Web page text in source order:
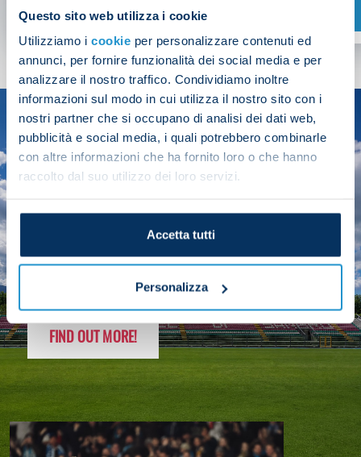
Questo sito web utilizza i cookie
Utilizziamo i cookie per personalizzare contenuti ed
annunci, per fornire funzionalità dei social media e per
analizzare il nostro traffico. Condividiamo inoltre
informazioni sul modo in cui utilizza il nostro sito con i
nostri partner che si occupano di analisi dei dati web,
pubblicità e social media, i quali potrebbero combinarle
con altre informazioni che ha fornito loro o che hanno
raccolto dal suo utilizzo dei loro servizi.
Accetta tutti
Personalizza
SHOP NOW
SEASON
2025/26
FOLLOW THE CHAMPS' JOURNEY
FIND OUT MORE!